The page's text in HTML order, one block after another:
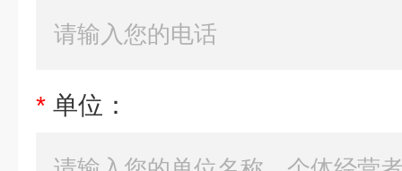
* 单位：